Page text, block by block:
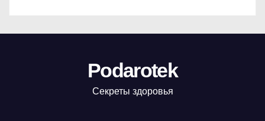
Podarotek
Секреты здоровья